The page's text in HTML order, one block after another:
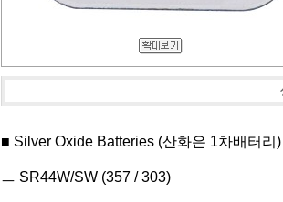
■ Silver Oxide Batteries (산화은 1차배터리)
ㅡ SR44W/SW (357 / 303)